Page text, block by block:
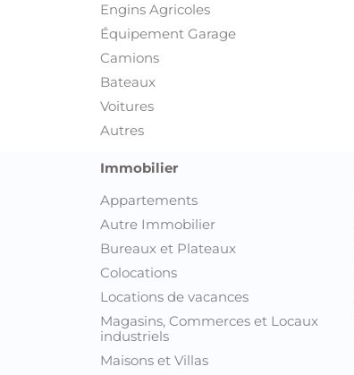
Engins Agricoles
Équipement Garage
Camions
Bateaux
Voitures
Autres
Immobilier
Appartements
Autre Immobilier
Bureaux et Plateaux
Colocations
Locations de vacances
Magasins, Commerces et Locaux
industriels
Maisons et Villas